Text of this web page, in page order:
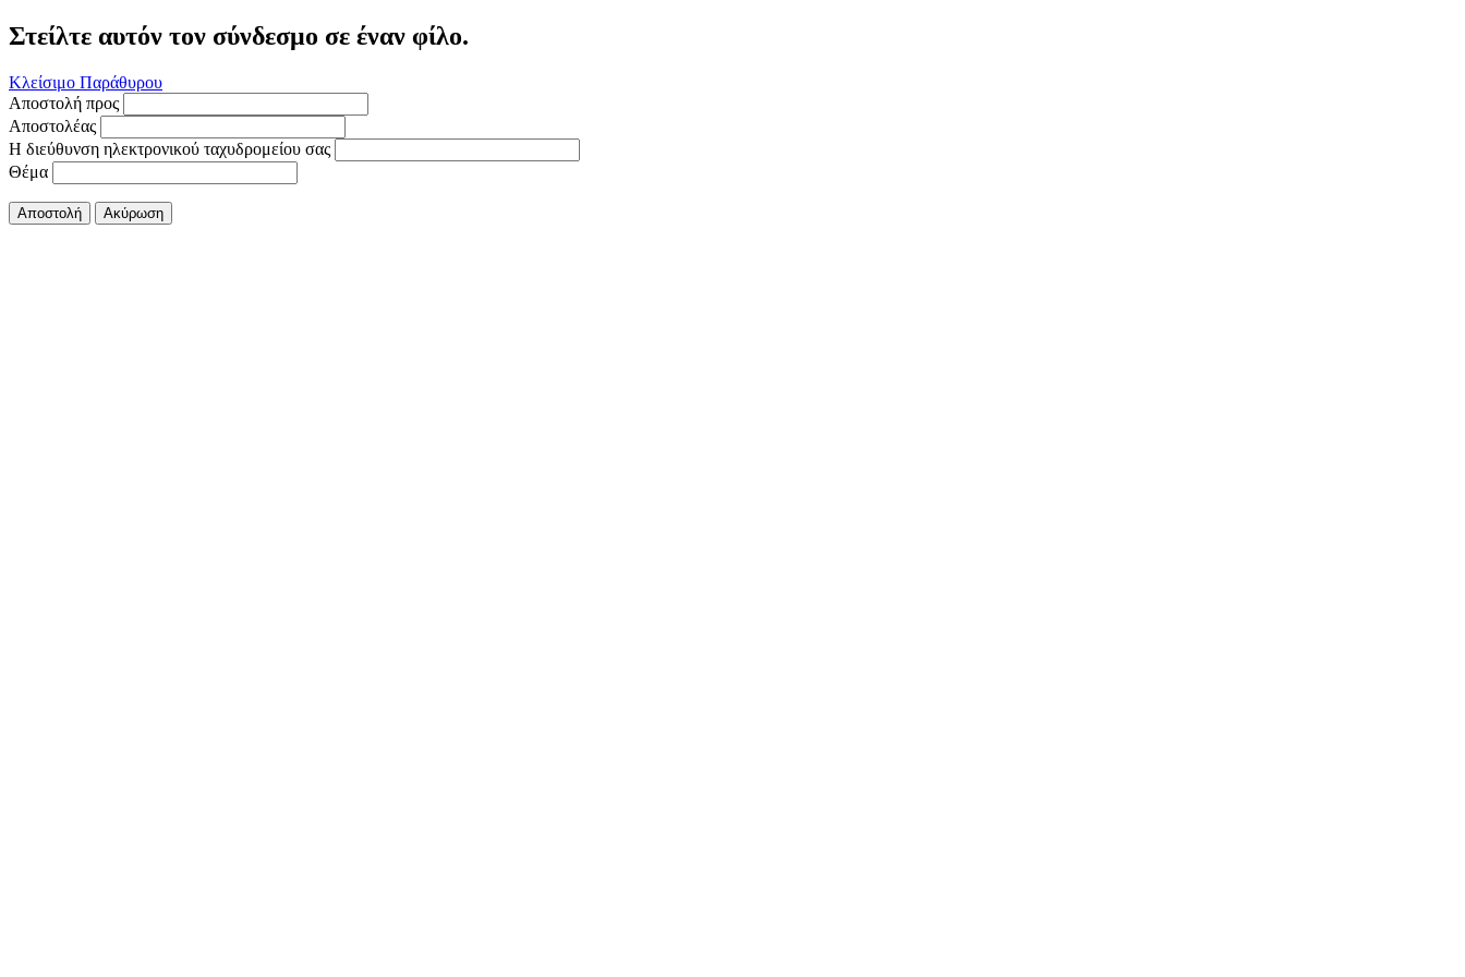
Στείλτε αυτόν τον σύνδεσμο σε έναν φίλο.
Κλείσιμο Παράθυρου
Αποστολή προς
Αποστολέας
Η διεύθυνση ηλεκτρονικού ταχυδρομείου σας
Θέμα
Αποστολή Ακύρωση